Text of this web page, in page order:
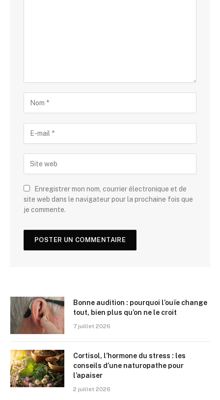
Enregistrer mon nom, courrier électronique et de
site web dans le navigateur pour la prochaine fois que
je commente.
Bonne audition : pourquoi l’ouïe change
tout, bien plus qu’on ne le croit
7 juillet 2026
Cortisol, l’hormone du stress : les
conseils d’une naturopathe pour
l’apaiser
2 juillet 2026